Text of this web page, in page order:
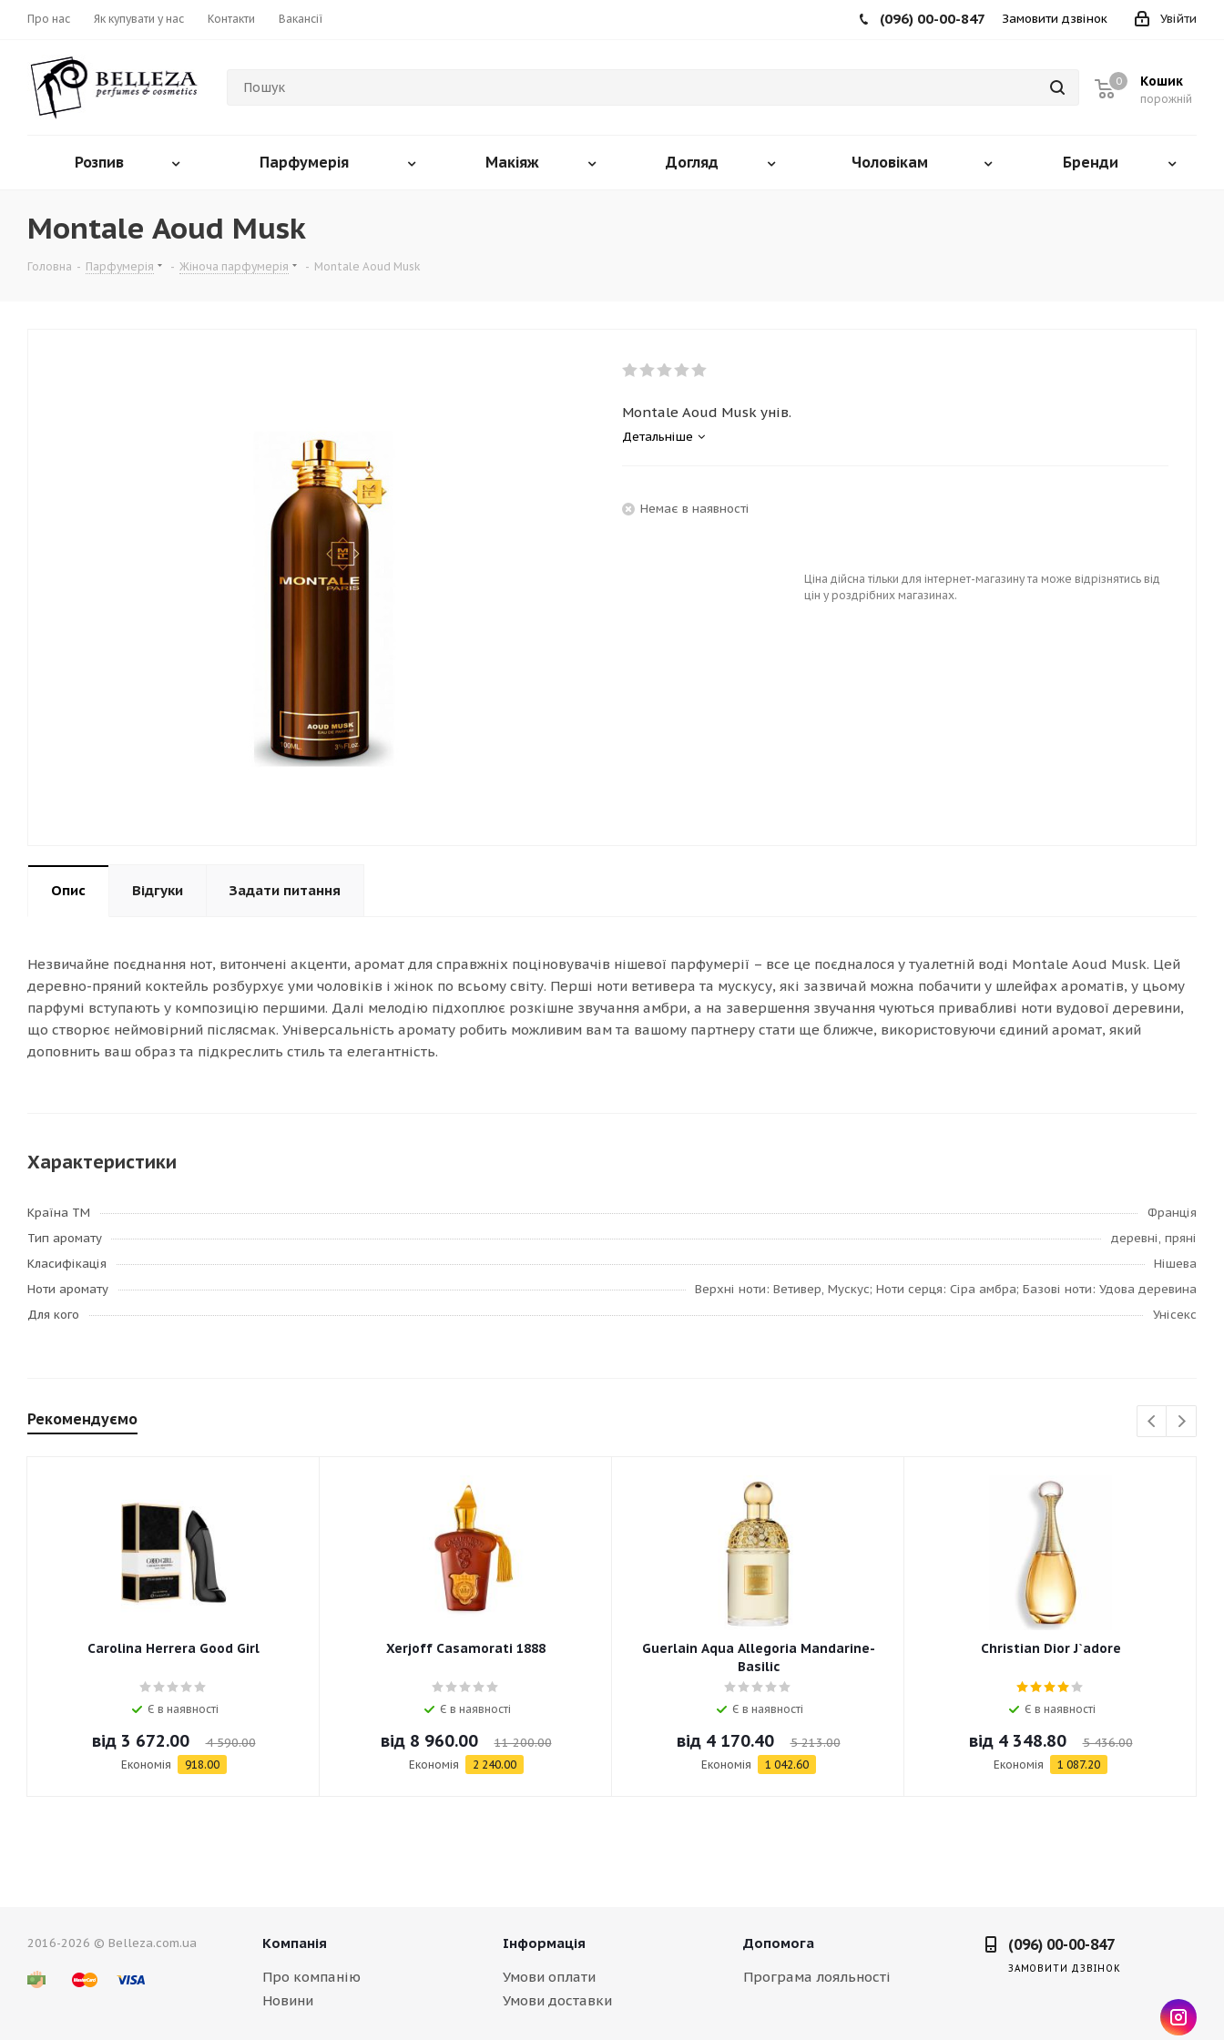
Про нас Як купувати у нас Контакти Вакансії Увійти
(096) 00-00-847 Замовити дзвінок
Кошик
порожній
0
Розпив Парфумерія Макіяж Догляд Чоловікам Бренди
Montale Aoud Musk
Головна - Парфумерія - Жіноча парфумерія - Montale Aoud Musk
Montale Aoud Musk унів.
Детальніше
Немає в наявності
Ціна дійсна тільки для інтернет-магазину та може відрізнятись від
цін у роздрібних магазинах.
Опис Відгуки Задати питання
Незвичайне поєднання нот, витончені акценти, аромат для справжніх поціновувачів нішевої парфумерії – все це поєдналося у туалетній воді Montale Aoud Musk. Цей
деревно-пряний коктейль розбурхує уми чоловіків і жінок по всьому світу. Перші ноти ветивера та мускусу, які зазвичай можна побачити у шлейфах ароматів, у цьому
парфумі вступають у композицію першими. Далі мелодію підхоплює розкішне звучання амбри, а на завершення звучання чуються привабливі ноти вудової деревини,
що створює неймовірний післясмак. Універсальність аромату робить можливим вам та вашому партнеру стати ще ближче, використовуючи єдиний аромат, який
доповнить ваш образ та підкреслить стиль та елегантність.
Характеристики
Країна ТМ
Франція
Тип аромату
деревні, пряні
Класифікація
Нішева
Ноти аромату
Верхні ноти: Ветивер, Мускус; Ноти серця: Сіра амбра; Базові ноти: Удова деревина
Для кого
Унісекс
Рекомендуємо
Carolina Herrera Good Girl
Є в наявності
від 3 672.00 4 590.00
Економія 918.00
Xerjoff Casamorati 1888
Є в наявності
від 8 960.00 11 200.00
Економія 2 240.00
Guerlain Aqua Allegoria Mandarine-
Basilic
Є в наявності
від 4 170.40 5 213.00
Економія 1 042.60
Christian Dior J`adore
Є в наявності
від 4 348.80 5 436.00
Економія 1 087.20
2016-2026 © Belleza.com.ua
Компанія
Про компанію
Новини
Інформація
Умови оплати
Умови доставки
Допомога
Програма лояльності
(096) 00-00-847
ЗАМОВИТИ ДЗВІНОК